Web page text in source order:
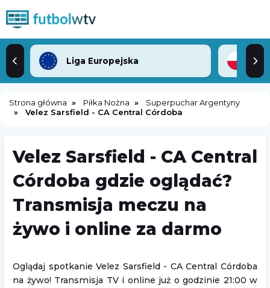
Liga Europejska 2.
Strona główna Piłka Nożna
Superpuchar Argentyny
Velez Sarsfield - CA Central Córdoba
Velez Sarsfield - CA Central
Córdoba gdzie oglądać?
Transmisja meczu na
żywo i online za darmo
Oglądaj spotkanie Velez Sarsfield - CA Central Córdoba
na żywo! Transmisja TV i online już o godzinie 21:00 w